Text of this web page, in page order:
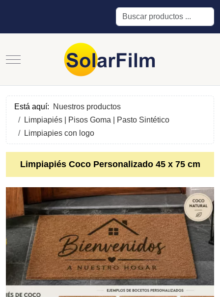
Buscar
Mobile Menu Toggle
Está aquí:
Nuestros productos
Limpiapiés | Pisos Goma | Pasto Sintético
Limpiapies con logo
Limpiapiés Coco Personalizado 45 x 75 cm